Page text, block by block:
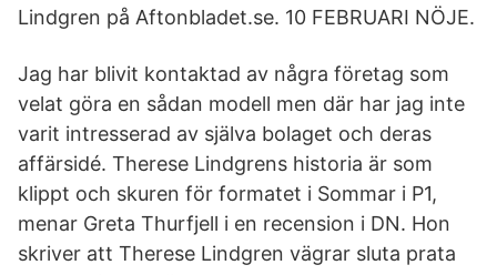
Lindgren på Aftonbladet.se. 10 FEBRUARI NÖJE.
Jag har blivit kontaktad av några företag som
velat göra en sådan modell men där har jag inte
varit intresserad av själva bolaget och deras
affärsidé. Therese Lindgrens historia är som
klippt och skuren för formatet i Sommar i P1,
menar Greta Thurfjell i en recension i DN. Hon
skriver att Therese Lindgren vägrar sluta prata